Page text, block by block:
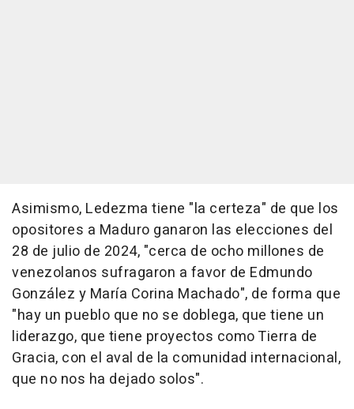
Asimismo, Ledezma tiene "la certeza" de que los
opositores a Maduro ganaron las elecciones del
28 de julio de 2024, "cerca de ocho millones de
venezolanos sufragaron a favor de Edmundo
González y María Corina Machado", de forma que
"hay un pueblo que no se doblega, que tiene un
liderazgo, que tiene proyectos como Tierra de
Gracia, con el aval de la comunidad internacional,
que no nos ha dejado solos".